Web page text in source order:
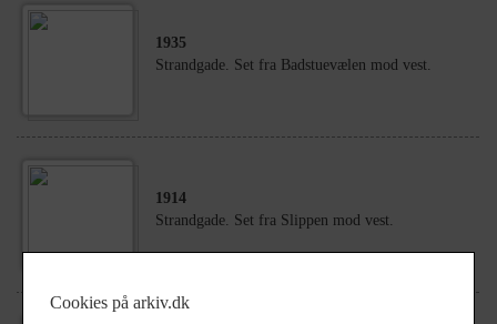
1935
Strandgade. Set fra Badstuevælen mod vest.
1914
Strandgade. Set fra Slippen mod vest.
Cookies på arkiv.dk